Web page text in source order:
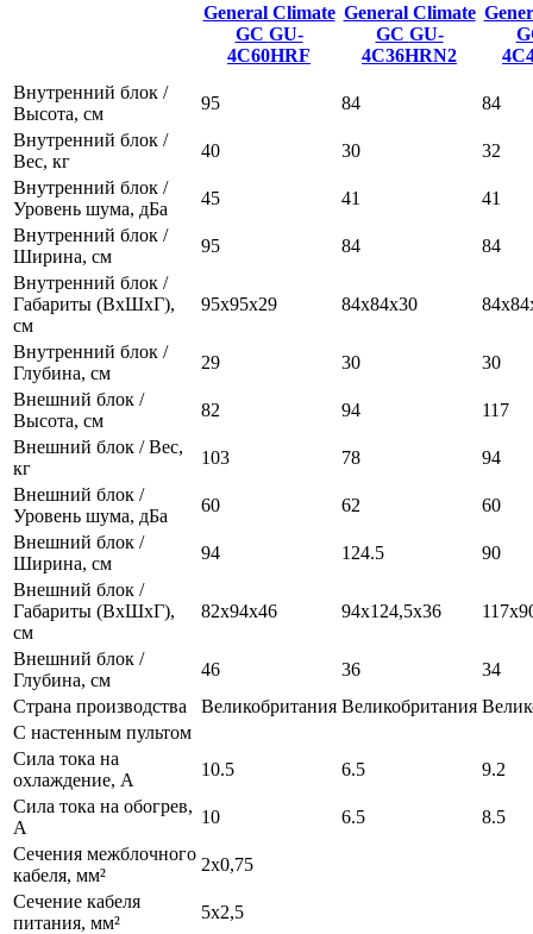
General Climate
GC GU-
4C60HRF
General Climate
GC GU-
4C36HRN2
Внутренний блок /
Высота, см
95 84
84
Внутренний блок /
Вес, кг
40 30
32
Внутренний блок /
Уровень шума, дБа
45 41
41
Внутренний блок /
Ширина, см
95 84
84
Внутренний блок /
Габариты (ВхШхГ),
см
95х95х29 84x84x30
Внутренний блок /
Глубина, см
29 30
30
Внешний блок /
Высота, см
82 94
117
Внешний блок / Вес,
кг
103 78
94
Внешний блок /
Уровень шума, дБа
60 62
60
Внешний блок /
Ширина, см
94 124.5
90
Внешний блок /
Габариты (ВхШхГ),
см
82х94х46 94х124,5х36
Внешний блок /
Глубина, см
46 36
34
Страна производства
Великобритания Великобритания
С настенным пультом
Сила тока на
охлаждение, А
10.5 6.5
9.2
Сила тока на обогрев,
А
10 6.5
8.5
Сечения межблочного
кабеля, мм²
2x0,75
Сечение кабеля
питания, мм²
5x2,5